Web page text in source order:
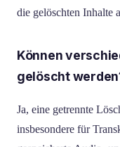
die gelöschten Inhalte
Können
gelöscht
Ja, eine getrennte
insbesondere für